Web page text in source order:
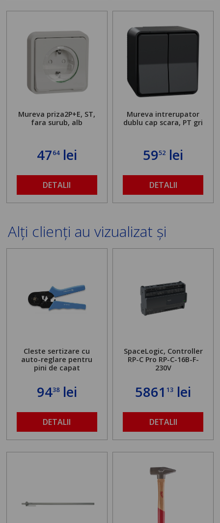
Mureva priza2P+E, ST,
fara surub, alb
4764lei
DETALII
Mureva intrerupator
dublu cap scara, PT gri
5952 lei
DETALII
Alți clienți au vizualizat și
Cleste sertizare cu
auto-reglare pentru
pini de capat
9438lei
DETALII
SpaceLogic, Controller
RP-C Pro RP-C-16B-F-
230V
586113 lei
DETALII